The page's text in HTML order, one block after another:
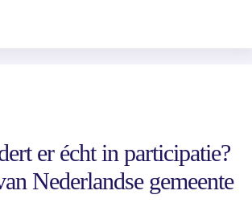
er écht in participatie?
Nederlandse gemeente